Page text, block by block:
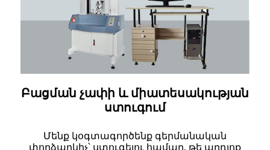
Բացման չափի և միատեսակության
ստուգում
Մենք կօգտագործենք գերմանական
փորձարկիչ՝ ստուգելու համար, թե արդյոք